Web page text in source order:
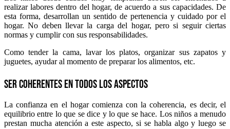
realizar labores dentro del hogar, de acuerdo a sus capacidades. De
esta forma, desarrollan un sentido de pertenencia y cuidado por el
hogar. No deben llevar la carga del hogar, pero si seguir ciertas
normas y cumplir con sus responsabilidades.
Como tender la cama, lavar los platos, organizar sus zapatos y
juguetes, ayudar al momento de preparar los alimentos, etc.
Ser coherentes en todos los aspectos
La confianza en el hogar comienza con la coherencia, es decir, el
equilibrio entre lo que se dice y lo que se hace. Los niños a menudo
prestan mucha atención a este aspecto, si se habla algo y luego se